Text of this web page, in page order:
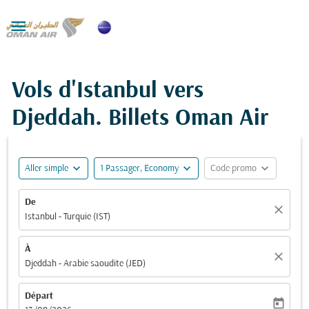

Vols d'Istanbul vers
Djeddah. Billets Oman Air
Aller simple expand_more 1 Passager, Economy expand_more Code promo expand_more
De
Istanbul - Turquie (IST)
close
À
Djeddah - Arabie saoudite (JED)
close
Départ
today